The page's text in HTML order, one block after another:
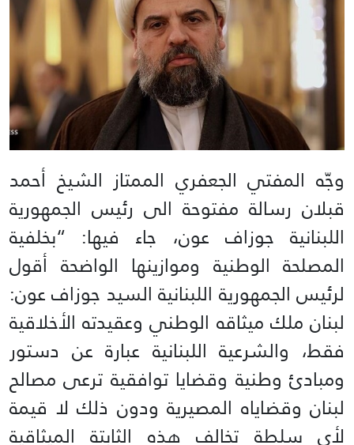
وجّه المفتي الجعفري الممتاز الشيخ أحمد
قبلان رسالة مفتوحة الى رئيس الجمهورية
اللبنانية جوزاف عون، جاء فيها: “بخلفية
المصلحة الوطنية وموازينها الواضحة أقول
لرئيس الجمهورية اللبنانية السيد جوزاف عون:
لبنان ملك ميثاقه الوطني وعقيدته الأخلاقية
فقط، والشرعية اللبنانية عبارة عن دستور
ومبادئ وطنية وقضايا توافقية ترعى مصالح
لبنان وقضاياه المصيرية ودون ذلك لا قيمة
لأي سلطة تخالف هذه الثابتة الميثاقية